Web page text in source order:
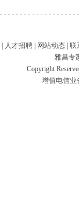
人才招聘 网站动态 联
雅昌专
Copyright
增值电信